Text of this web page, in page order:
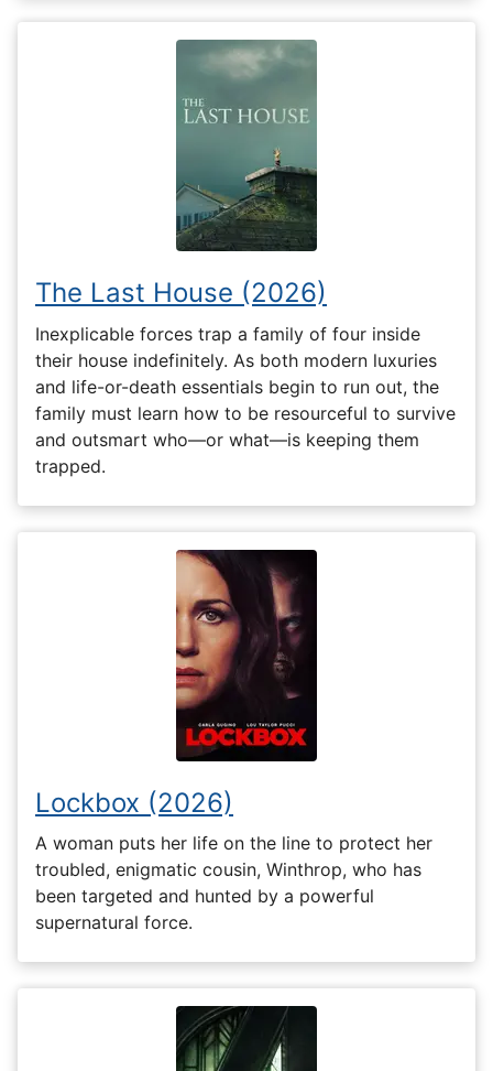
The Last House (2026)
Inexplicable forces trap a family of four inside
their house indefinitely. As both modern luxuries
and life-or-death essentials begin to run out, the
family must learn how to be resourceful to survive
and outsmart who—or what—is keeping them
trapped.
Lockbox (2026)
A woman puts her life on the line to protect her
troubled, enigmatic cousin, Winthrop, who has
been targeted and hunted by a powerful
supernatural force.